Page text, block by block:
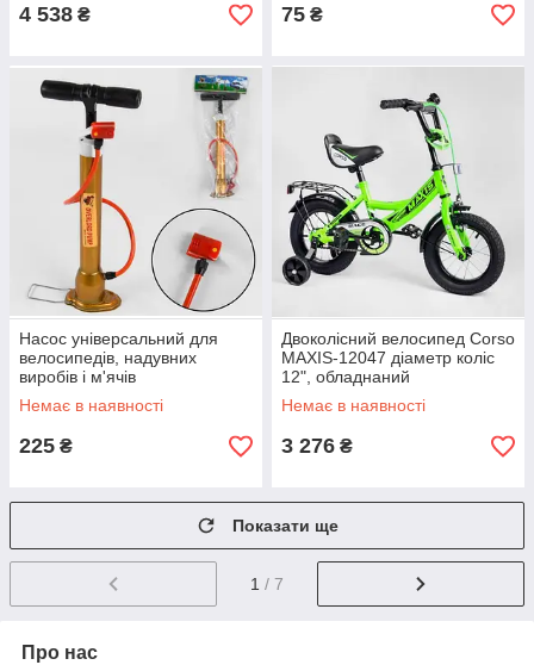
4 538 ₴ 75 ₴
Насос універсальний для
велосипедів, надувних
виробів і м'ячів
Немає в наявності
225 ₴
Двоколісний велосипед Corso
MAXIS-12047 діаметр коліс
12", обладнаний
страхувальними колесами,
ручне гальмо
Немає в наявності
3 276 ₴
Показати ще
1 / 7
Про нас